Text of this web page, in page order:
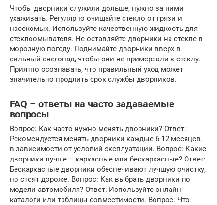
Чтобы дворники служили дольше, нужно за ними
ухаживать. Регулярно очищайте стекло от грязи и
насекомых. Используйте качественную жидкость для
стеклоомывателя. Не оставляйте дворники на стекле в
морозную погоду. Поднимайте дворники вверх в
сильный снегопад, чтобы они не примерзали к стеклу.
Приятно осознавать, что правильный уход может
значительно продлить срок службы дворников.
FAQ – ответы на часто задаваемые
вопросы
Вопрос: Как часто нужно менять дворники? Ответ:
Рекомендуется менять дворники каждые 6-12 месяцев,
в зависимости от условий эксплуатации. Вопрос: Какие
дворники лучше – каркасные или бескаркасные? Ответ:
Бескаркасные дворники обеспечивают лучшую очистку,
но стоят дороже. Вопрос: Как выбрать дворники по
модели автомобиля? Ответ: Используйте онлайн-
каталоги или таблицы совместимости. Вопрос: Что